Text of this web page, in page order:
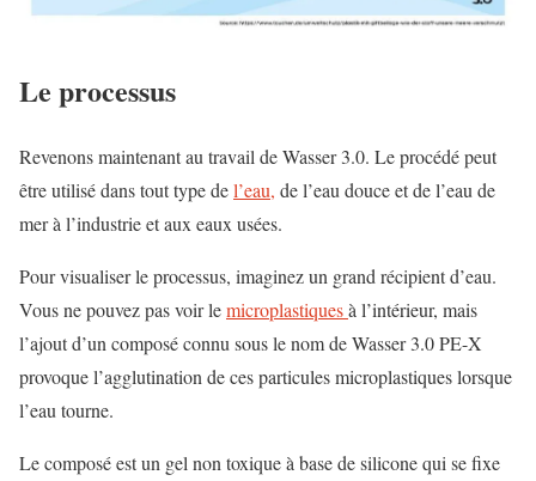
Le processus
Revenons maintenant au travail de Wasser 3.0. Le procédé peut
être utilisé dans tout type del’eau, de l’eau douce et de l’eau de
mer à l’industrie et aux eaux usées.
Pour visualiser le processus, imaginez un grand récipient d’eau.
Vous ne pouvez pas voir lemicroplastiquesà l’intérieur, mais
l’ajout d’un composé connu sous le nom de Wasser 3.0 PE-X
provoque l’agglutination de ces particules microplastiques lorsque
l’eau tourne.
Le composé est un gel non toxique à base de silicone qui se fixe